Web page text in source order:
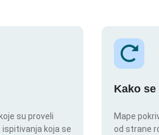
su proveli
ispitivanja koja se
Kako
Mape
od strane